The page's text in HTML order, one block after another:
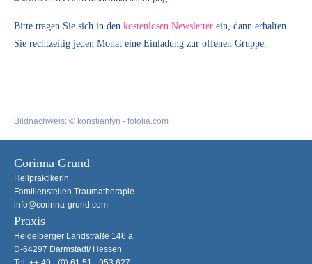
Bitte tragen Sie sich in den kostenlosen Newsletter ein, dann erhalten
Sie rechtzeitig jeden Monat eine Einladung zur offenen Gruppe.
Bildnachweis: © konstiantyn - fotolia.com
Corinna Grund
Heilpraktikerin
Familienstellen Traumatherapie
info@corinna-grund.com
Praxis
Heidelberger Landstraße 146 a
D-64297 Darmstadt/ Hessen